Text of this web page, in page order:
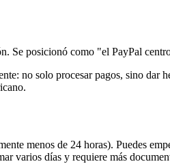
Se posicionó como "el PayPal
no solo procesar pagos, sino
menos de 24 horas). Puedes
varios días y requiere más